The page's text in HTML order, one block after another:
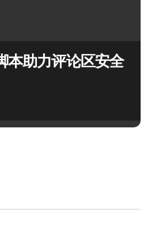
本助力评论区安全